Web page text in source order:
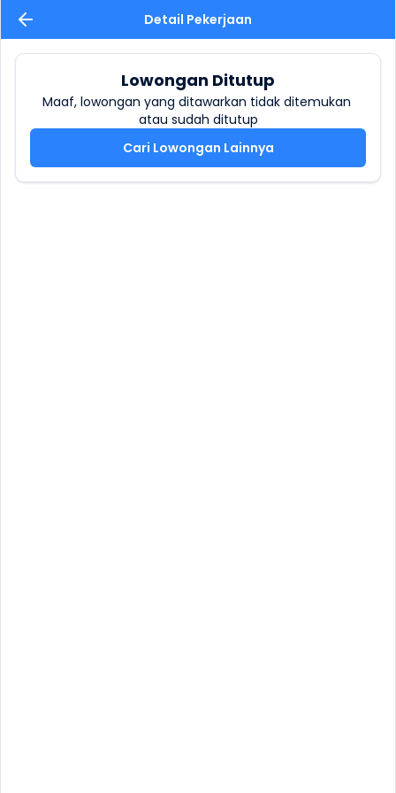
Detail Pekerjaan
Lowongan Ditutup
Maaf, lowongan yang ditawarkan tidak ditemukan
atau sudah ditutup
Cari Lowongan Lainnya